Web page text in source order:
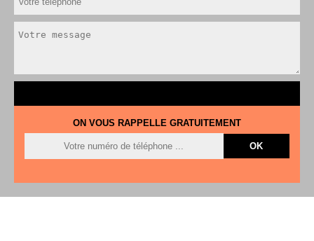
ON VOUS RAPPELLE GRATUITEMENT